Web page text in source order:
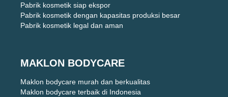
Pabrik kosmetik siap ekspor
Pabrik kosmetik dengan kapasitas produksi besar
Pabrik kosmetik legal dan aman
MAKLON BODYCARE
Maklon bodycare murah dan berkualitas
Maklon bodycare terbaik di Indonesia